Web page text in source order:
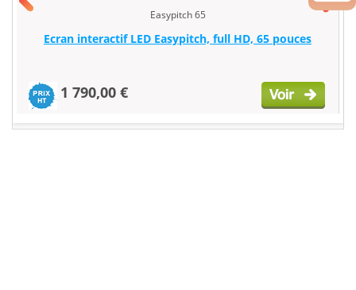
Easypitch 65
Ecran interactif LED Easypitch, full HD, 65 pouces
1 790,00 €